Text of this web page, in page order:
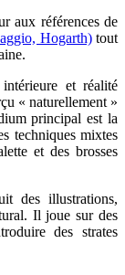
aux références de
Hogarth)tout
et réalité
« naturellement »
principal est la
techniques mixtes
et des brosses
des illustrations,
Il joue sur des
des strates